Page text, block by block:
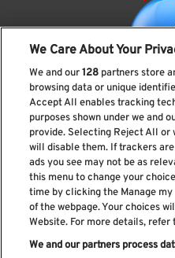
Subscreve a
Li e aceito os
We Care About Your
We and our128 partners store
browsing data or unique
Accept All enables tracking
purposes shown under we and
provide. Selecting Reject All or
will disable them. If trackers
ads you see may not be as
this menu to change your
time by clicking the Manage
of the webpage. Your choices
Website. For more details,
We and our partners process